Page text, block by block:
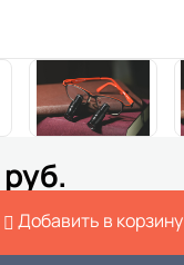
Добавить в корзину